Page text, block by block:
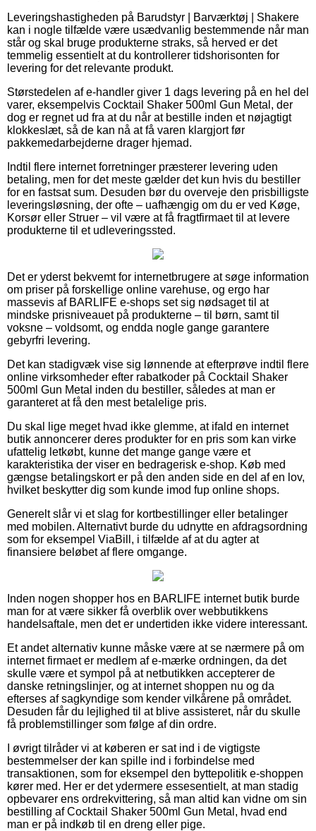
Leveringshastigheden på Barudstyr | Barværktøj | Shakere
kan i nogle tilfælde være usædvanlig bestemmende når man
står og skal bruge produkterne straks, så herved er det
temmelig essentielt at du kontrollerer tidshorisonten for
levering for det relevante produkt.
Størstedelen af e-handler giver 1 dags levering på en hel del
varer, eksempelvis Cocktail Shaker 500ml Gun Metal, der
dog er regnet ud fra at du når at bestille inden et nøjagtigt
klokkeslæt, så de kan nå at få varen klargjort før
pakkemedarbejderne drager hjemad.
Indtil flere internet forretninger præsterer levering uden
betaling, men for det meste gælder det kun hvis du bestiller
for en fastsat sum. Desuden bør du overveje den prisbilligste
leveringsløsning, der ofte – uafhængig om du er ved Køge,
Korsør eller Struer – vil være at få fragtfirmaet til at levere
produkterne til et udleveringssted.
Det er yderst bekvemt for internetbrugere at søge information
om priser på forskellige online varehuse, og ergo har
massevis af BARLIFE e-shops set sig nødsaget til at
mindske prisniveauet på produkterne – til børn, samt til
voksne – voldsomt, og endda nogle gange garantere
gebyrfri levering.
Det kan stadigvæk vise sig lønnende at efterprøve indtil flere
online virksomheder efter rabatkoder på Cocktail Shaker
500ml Gun Metal inden du bestiller, således at man er
garanteret at få den mest betalelige pris.
Du skal lige meget hvad ikke glemme, at ifald en internet
butik annoncerer deres produkter for en pris som kan virke
ufattelig letkøbt, kunne det mange gange være et
karakteristika der viser en bedragerisk e-shop. Køb med
gængse betalingskort er på den anden side en del af en lov,
hvilket beskytter dig som kunde imod fup online shops.
Generelt slår vi et slag for kortbestillinger eller betalinger
med mobilen. Alternativt burde du udnytte en afdragsordning
som for eksempel ViaBill, i tilfælde af at du agter at
finansiere beløbet af flere omgange.
Inden nogen shopper hos en BARLIFE internet butik burde
man for at være sikker få overblik over webbutikkens
handelsaftale, men det er undertiden ikke videre interessant.
Et andet alternativ kunne måske være at se nærmere på om
internet firmaet er medlem af e-mærke ordningen, da det
skulle være et sympol på at netbutikken accepterer de
danske retningslinjer, og at internet shoppen nu og da
efterses af sagkyndige som kender vilkårene på området.
Desuden får du lejlighed til at blive assisteret, når du skulle
få problemstillinger som følge af din ordre.
I øvrigt tilråder vi at køberen er sat ind i de vigtigste
bestemmelser der kan spille ind i forbindelse med
transaktionen, som for eksempel den byttepolitik e-shoppen
kører med. Her er det ydermere essesentielt, at man stadig
opbevarer ens ordrekvittering, så man altid kan vidne om sin
bestilling af Cocktail Shaker 500ml Gun Metal, hvad end
man er på indkøb til en dreng eller pige.